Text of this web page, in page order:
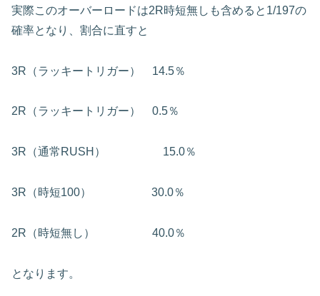
実際このオーバーロードは2R時短無しも含めると1/197の
確率となり、割合に直すと
3R（ラッキートリガー） 14.5％
2R（ラッキートリガー） 0.5％
3R（通常RUSH） 15.0％
3R（時短100） 30.0％
2R（時短無し） 40.0％
となります。